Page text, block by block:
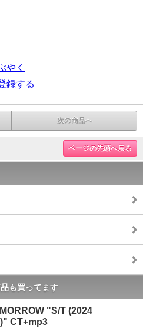
やく
録する
次の商品へ
ページの先頭へ戻る
も買ってます
"S/T (2024
CT+mp3